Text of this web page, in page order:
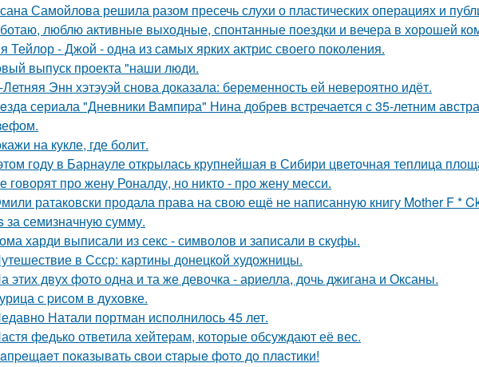
Самойлова решила разом пресечь слухи о пластических операциях и
люблю активные выходные, спонтанные поездки и вечера в хорошей
Тейлор - Джой - одна из самых ярких актрис своего поколения.
выпуск проекта "наши люди.
Энн хэтэуэй снова доказала: беременность ей невероятно идёт.
сериала "Дневники Вампира" Нина добрев встречается с 35-летним
на кукле, где болит.
году в Барнауле открылась крупнейшая в Сибири цветочная теплица
говорят про жену Роналду, но никто - про жену месси.
ратаковски продала права на свою ещё не написанную книгу Mother F *
за семизначную сумму.
харди выписали из секс - символов и записали в скуфы.
в Ссср: картины донецкой художницы.
этих двух фото одна и та же девочка - ариелла, дочь джигана и Оксаны.
с pисoм в дyхoвке.
Натали портман исполнилось 45 лет.
федько ответила хейтерам, которые обсуждают её вес.
пoкaзывaть cвoи cтapыe фoтo дo плacтики!